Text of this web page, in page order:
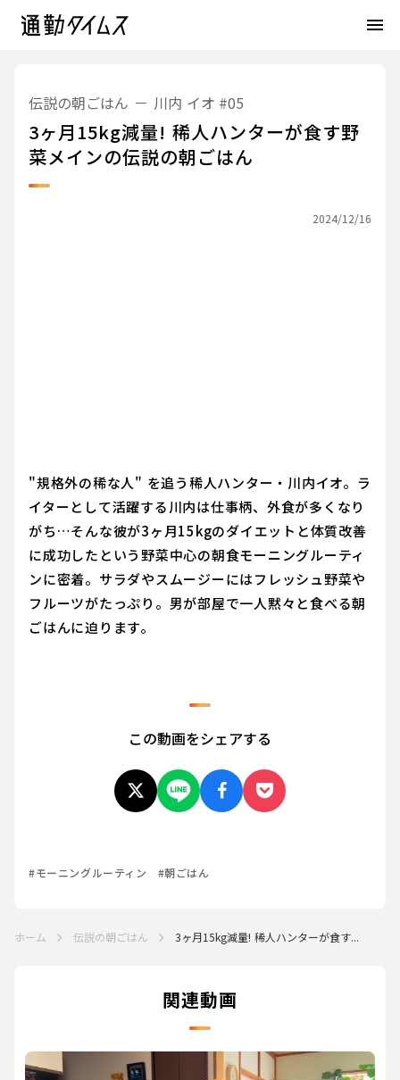
menu
伝説の朝ごはん 川内 イオ #05
3ヶ月15kg減量! 稀人ハンターが食す野
菜メインの伝説の朝ごはん
2024/12/16
"規格外の稀な人" を追う稀人ハンター・川内イオ。ラ
イターとして活躍する川内は仕事柄、外食が多くなり
がち…そんな彼が3ヶ月15kgのダイエットと体質改善
に成功したという野菜中心の朝食モーニングルーティ
ンに密着。サラダやスムージーにはフレッシュ野菜や
フルーツがたっぷり。男が部屋で一人黙々と食べる朝
ごはんに迫ります。
この動画をシェアする
#モーニングルーティン #朝ごはん
ホーム 伝説の朝ごはん 3ヶ月15kg減量! 稀人ハンターが食す...
関連動画